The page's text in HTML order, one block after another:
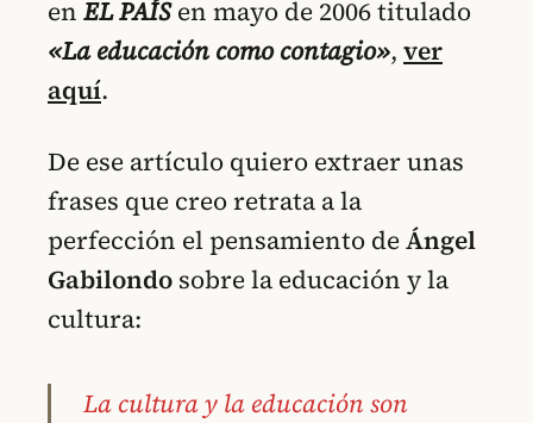
en EL PAÍSen mayo de 2006 titulado
«La educación como contagio», ver
aquí.
De ese artículo quiero extraer unas
frases que creo retrata a la
perfección el pensamiento deÁngel
Gabilondo sobre la educación y la
cultura:
La cultura y la educación son